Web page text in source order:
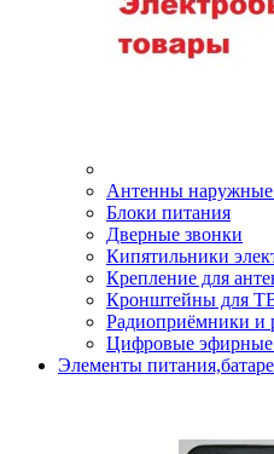
Антенны
Блоки питания
Дверные звонки
Кипятильники
Крепление для
Кронштейны для
Радиоприёмники и
Цифровые эфирные
Элементы